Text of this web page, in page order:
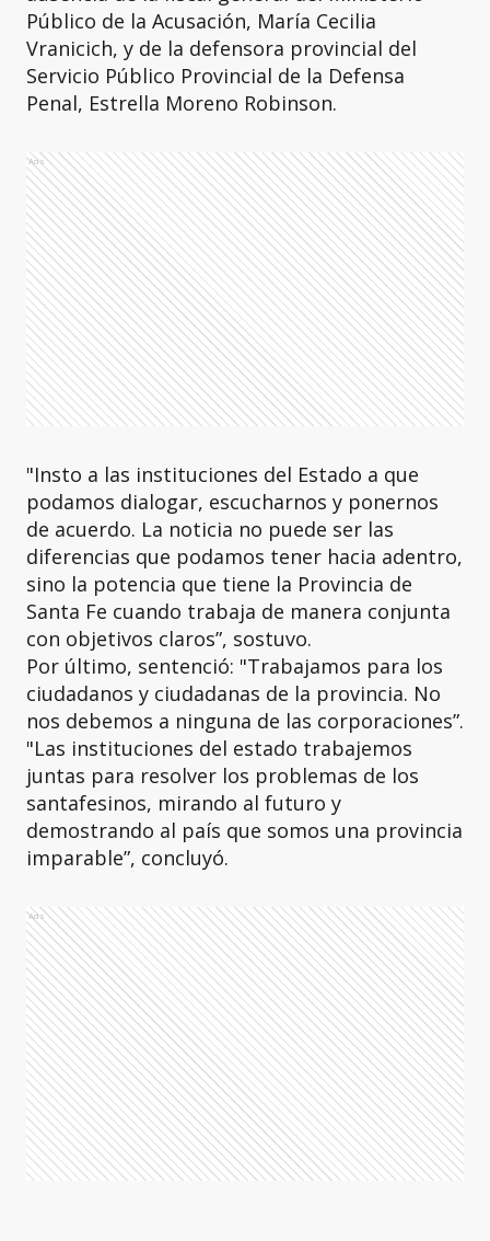
Público de la Acusación, María Cecilia
Vranicich, y de la defensora provincial del
Servicio Público Provincial de la Defensa
Penal, Estrella Moreno Robinson.
Ads
"Insto a las instituciones del Estado a que
podamos dialogar, escucharnos y ponernos
de acuerdo. La noticia no puede ser las
diferencias que podamos tener hacia adentro,
sino la potencia que tiene la Provincia de
Santa Fe cuando trabaja de manera conjunta
con objetivos claros”, sostuvo.
Por último, sentenció: "Trabajamos para los
ciudadanos y ciudadanas de la provincia. No
nos debemos a ninguna de las corporaciones”.
"Las instituciones del estado trabajemos
juntas para resolver los problemas de los
santafesinos, mirando al futuro y
demostrando al país que somos una provincia
imparable”, concluyó.
Ads